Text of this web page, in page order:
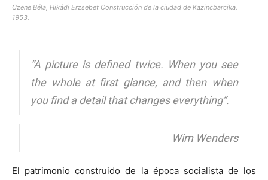
Czene Béla, Hikádi Erzsebet Construcción de la ciudad de Kazincbarcika,
1953.
“A picture is defined twice. When you see
the whole at first glance, and then when
you find a detail that changes everything”.
Wim Wenders
El patrimonio construido de la época socialista de los